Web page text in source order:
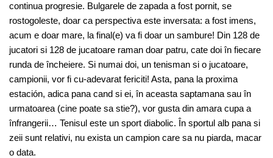
continua progresie. Bulgarele de zapada a fost pornit, se
rostogoleste, doar ca perspectiva este inversata: a fost imens,
acum e doar mare, la final(e) va fi doar un sambure! Din 128 de
jucatori si 128 de jucatoare raman doar patru, cate doi în fiecare
runda de încheiere. Si numai doi, un tenisman si o jucatoare,
campionii, vor fi cu-adevarat fericiti! Asta, pana la proxima
estación, adica pana cand si ei, în aceasta saptamana sau în
urmatoarea (cine poate sa stie?), vor gusta din amara cupa a
înfrangerii… Tenisul este un sport diabolic. În sportul alb pana si
zeii sunt relativi, nu exista un campion care sa nu piarda, macar
o data.